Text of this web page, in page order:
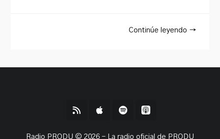
Continúe leyendo →
Radio PRODU © 2026 - La radio oficial de PRODU